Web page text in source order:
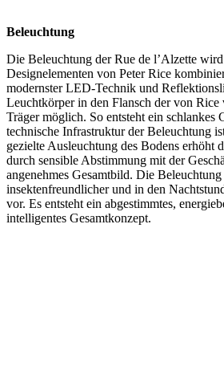
Beleuchtung
Die Beleuchtung der Rue de l’Alzette
Designelementen von Peter Rice
modernster LED-Technik und
Leuchtkörper in den Flansch der von
Träger möglich. So entsteht ein schlankes
technische Infrastruktur der Beleuchtung
gezielte Ausleuchtung des Bodens erhöht
durch sensible Abstimmung mit der
angenehmes Gesamtbild. Die
insektenfreundlicher und in den
vor. Es entsteht ein abgestimmtes,
intelligentes Gesamtkonzept.